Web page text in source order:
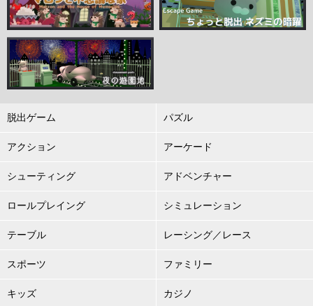
脱出ゲーム パズル
アクション アーケード
シューティング アドベンチャー
ロールプレイング シミュレーション
テーブル レーシング／レース
スポーツ ファミリー
キッズ カジノ